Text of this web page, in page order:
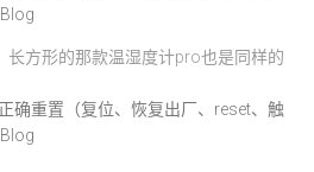
长方形的那款温湿度计pro也是同样的
确重置（复位、恢复出厂、reset、触